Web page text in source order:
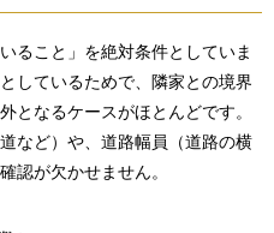
ること」を絶対条件としていま
しているためで、隣家との境界
となるケースがほとんどです。
など）や、道路幅員（道路の横
認が欠かせません。